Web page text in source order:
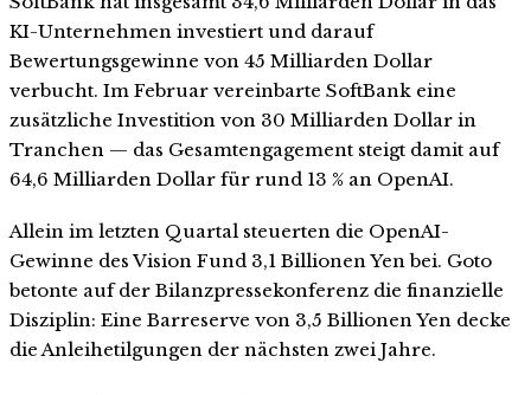
KI-Unternehmen investiert und darauf
Bewertungsgewinne von 45 Milliarden Dollar
verbucht. Im Februar vereinbarte SoftBank eine
zusätzliche Investition von 30 Milliarden Dollar in
Tranchen — das Gesamtengagement steigt damit auf
64,6 Milliarden Dollar für rund 13 % an OpenAI.
Allein im letzten Quartal steuerten die OpenAI-
Gewinne des Vision Fund 3,1 Billionen Yen bei. Goto
betonte auf der Bilanzpressekonferenz die finanzielle
Disziplin: Eine Barreserve von 3,5 Billionen Yen decke
die Anleihetilgungen der nächsten zwei Jahre.